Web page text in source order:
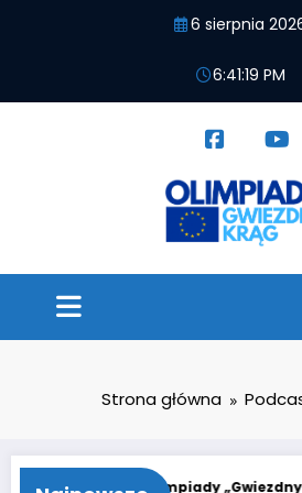
6 sierpnia
6:41:20 PM
Strona główna
21. Finał Olimpiady „Gwiezdny Krąg” w